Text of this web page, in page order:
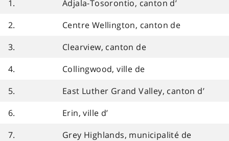
1.
Adjala-Tosorontio, canton d’
2.
Centre Wellington, canton de
3.
Clearview, canton de
4.
Collingwood, ville de
5.
East Luther Grand Valley, canton d’
6.
Erin, ville d’
7.
Grey Highlands, municipalité de